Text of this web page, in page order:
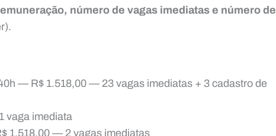
número de vagas imediatas e número de
— R$ 1.518,00 — 23 vagas imediatas + 3 cadastro de
imediata
1.518,00 — 2 vagas imediatas